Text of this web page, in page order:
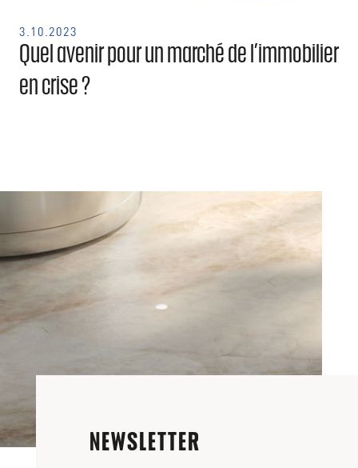
3.10.2023
Quel avenir pour un marché de l’immobilier
en crise ?
NEWSLETTER